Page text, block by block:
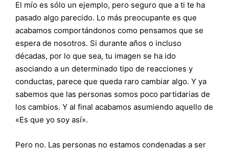
El mío es sólo un ejemplo, pero seguro que a ti te ha
pasado algo parecido. Lo más preocupante es que
acabamos comportándonos como pensamos que se
espera de nosotros. Si durante años o incluso
décadas, por lo que sea, tu imagen se ha ido
asociando a un determinado tipo de reacciones y
conductas, parece que queda raro cambiar algo. Y ya
sabemos que las personas somos poco partidarias de
los cambios. Y al final acabamos asumiendo aquello de
«Es que yo soy así».
Pero no. Las personas no estamos condenadas a ser